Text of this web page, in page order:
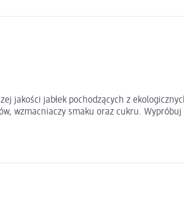
jakości jabłek pochodzących z
wzmacniaczy smaku oraz cukru.